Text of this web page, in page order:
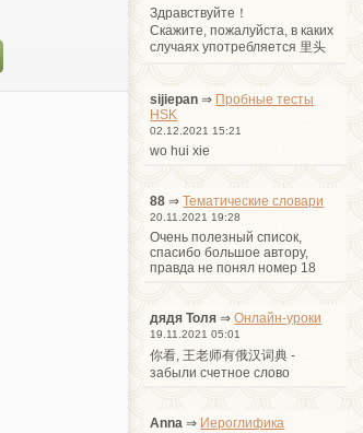
Здравствуйте！
Cкажите, пожалуйста, в каких
случаях употребляется 里头
sijiepan ⇒ Пробные тесты
HSK
02.12.2021 15:21
wo hui xie
88 ⇒Тематические словари
20.11.2021 19:28
Очень полезный список,
спасибо большое автору,
правда не понял номер 18
дядя Толя ⇒Онлайн-уроки
19.11.2021 05:01
你看, 王老师有俄汉词典 -
забыли счетное слово
Anna ⇒ Иероглифика